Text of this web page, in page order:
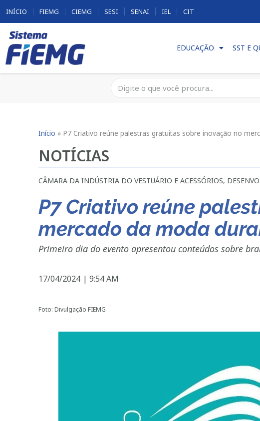
INÍCIO FIEMG CIEMG SESI SENAI IEL CIT
EDUCAÇÃO SST E
Início » P7 Criativo reúne palestras gratuitas sobre inovação no
NOTÍCIAS
CÂMARA DA INDÚSTRIA DO VESTUÁRIO E ACESSÓRIOS,
P7 Criativo reúne
mercado da moda
Primeiro dia do evento apresentou conteúdos sobre
17/04/2024 | 9:54 AM
Foto: Divulgação FIEMG